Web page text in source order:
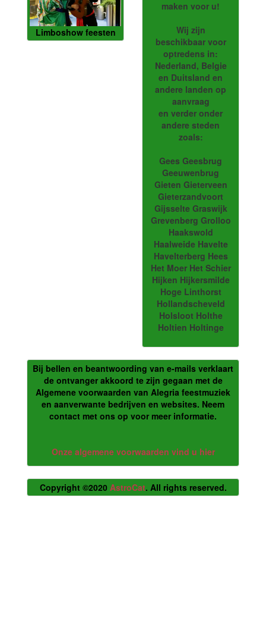
Limboshow feesten
maken voor u!
Wij zijn
beschikbaar voor
optredens in:
Nederland, Belgie
en Duitsland en
andere landen op
aanvraag
en verder onder
andere steden
zoals:
Gees Geesbrug
Geeuwenbrug
Gieten Gieterveen
Gieterzandvoort
Gijsselte Graswijk
Grevenberg Grolloo
Haakswold
Haalweide Havelte
Havelterberg Hees
Het Moer Het Schier
Hijken Hijkersmilde
Hoge Linthorst
Hollandscheveld
Holsloot Holthe
Holtien Holtinge
Bij bellen en beantwoording van e-mails verklaart
de ontvanger akkoord te zijn gegaan met de
Algemene voorwaarden van Alegria feestmuziek
en aanverwante bedrijven en websites. Neem
contact met ons op voor meer informatie.
Onze algemene voorwaarden vind u hier
Copyright ©2020 AstroCat. All rights reserved.